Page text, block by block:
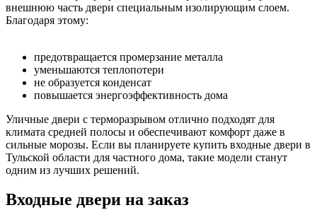
внешнюю часть двери специальным изолирующим слоем.
Благодаря этому:
предотвращается промерзание металла
уменьшаются теплопотери
не образуется конденсат
повышается энергоэффективность дома
Уличные двери с терморазрывом отлично подходят для
климата средней полосы и обеспечивают комфорт даже в
сильные морозы. Если вы планируете купить входные двери в
Тульской области для частного дома, такие модели станут
одним из лучших решений.
Входные двери на заказ